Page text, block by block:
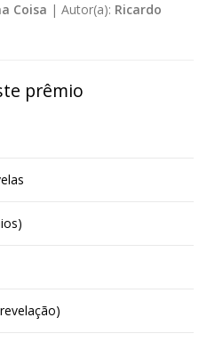
Coisa | Autor(a): Ricardo
prêmio